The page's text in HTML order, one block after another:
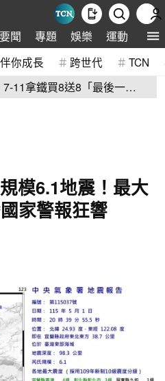
要聞 專題 娛樂 運動 全球
你成長 跨世代 TCN
11拿鐵買8送8「最後一
模6.1地震！最大
家警報狂響